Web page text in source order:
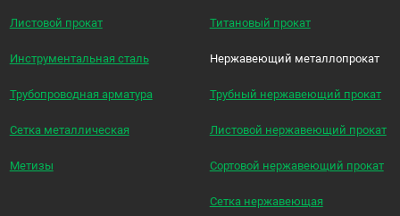
Листовой прокат
Инструментальная сталь
Трубопроводная арматура
Сетка металлическая
Метизы
Титановый прокат
Нержавеющий металлопрокат
Трубный нержавеющий прокат
Листовой нержавеющий прокат
Сортовой нержавеющий прокат
Сетка нержавеющая